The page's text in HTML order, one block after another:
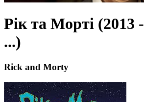
Рік та Морті (2013 -
...)
Rick and Morty